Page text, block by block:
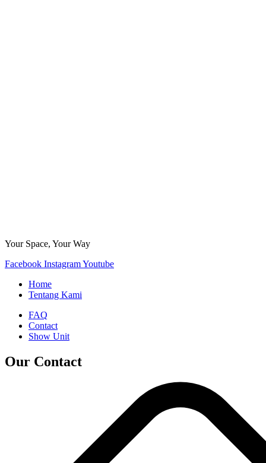
Your Space, Your Way
Facebook InstagramYoutube
Home
Tentang Kami
FAQ
Contact
Show Unit
Our Contact